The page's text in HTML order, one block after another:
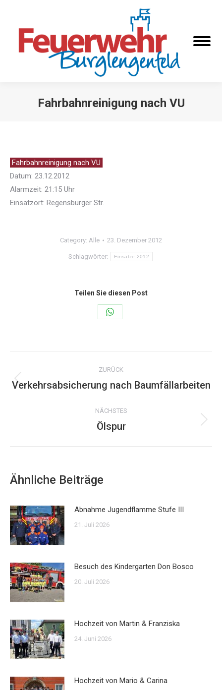
Fahrbahnreinigung nach VU
Fahrbahnreinigung nach VU
Datum: 23.12.2012
Alarmzeit: 21:15 Uhr
Einsatzort: Regensburger Str.
Category: Alle 23. Dezember 2012
Schlagwörter: Einsätze 2012
Teilen Sie diesen Post
Share
WhatsApp
Kommentarnavigation
ZURÜCK
Vorheriger
Verkehrsabsicherung nach Baumfällarbeiten
NÄCHSTES
Nächster
Ölspur
Ähnliche Beiträge
Abnahme Jugendflamme Stufe III
21. Juli 2026
Besuch des Kindergarten Don Bosco
20. Juli 2026
Hochzeit von Martin & Franziska
24. Juni 2026
Hochzeit von Mario & Carina